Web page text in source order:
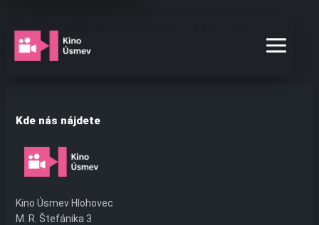
na
obsah
Srdcovka – 2026-06-19
17:00
Kde nás nájdete
Kino Úsmev Hlohovec
M. R. Štefánika 3